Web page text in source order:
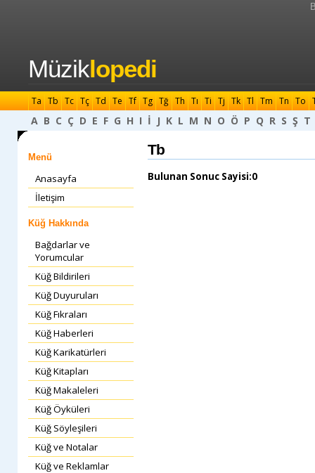
Müziklopedi
Ta Tb Tc Tç Td Te Tf Tg Tğ Th Tı Ti Tj Tk Tl Tm Tn To
A B C Ç D E F G H I İ J K L M N O Ö P Q R S Ş T
Menü
Anasayfa
İletişim
Küğ Hakkında
Bağdarlar ve
Yorumcular
Küğ Bildirileri
Küğ Duyuruları
Küğ Fıkraları
Küğ Haberleri
Küğ Karikatürleri
Küğ Kitapları
Küğ Makaleleri
Küğ Öyküleri
Küğ Söyleşileri
Küğ ve Notalar
Küğ ve Reklamlar
Tb
Bulunan Sonuc Sayisi:0